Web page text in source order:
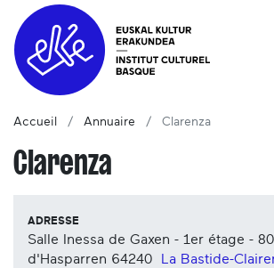
Accueil Annuaire Clarenza
Clarenza
ADRESSE
Salle Inessa de Gaxen - 1er étage -
d'Hasparren 64240 La Bastide-